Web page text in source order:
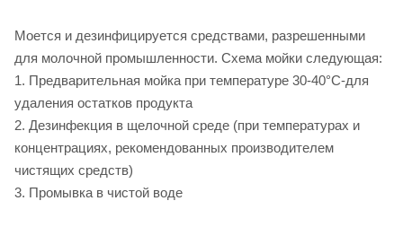
Моется и дезинфицируется средствами, разрешенными
для молочной промышленности. Схема мойки следующая:
1. Предварительная мойка при температуре 30-40°C-для
удаления остатков продукта
2. Дезинфекция в щелочной среде (при температурах и
концентрациях, рекомендованных производителем
чистящих средств)
3. Промывка в чистой воде